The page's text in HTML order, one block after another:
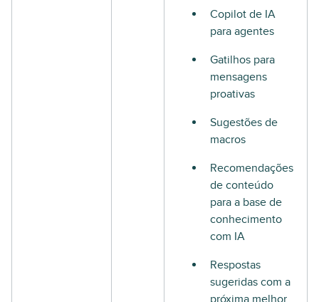
Copilot de IA
para agentes
Gatilhos para
mensagens
proativas
Sugestões de
macros
Recomendações
de conteúdo
para a base de
conhecimento
com IA
Respostas
sugeridas com a